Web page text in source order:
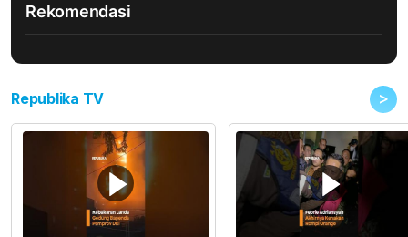
Rekomendasi
Republika TV >